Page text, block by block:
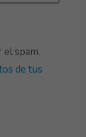
spam.
de tus